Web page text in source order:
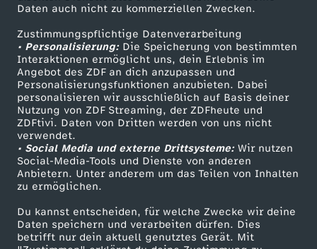
Daten auch nicht zu kommerziellen Zwecken.
Zustimmungspflichtige Datenverarbeitung
• Personalisierung:Die Speicherung von bestimmten
Interaktionen ermöglicht uns, dein Erlebnis im
Angebot des ZDF an dich anzupassen und
Personalisierungsfunktionen anzubieten. Dabei
personalisieren wir ausschließlich auf Basis deiner
Nutzung von ZDF Streaming, der ZDFheute und
ZDFtivi. Daten von Dritten werden von uns nicht
verwendet.
• Social Media und externe Drittsysteme:Wir nutzen
Social-Media-Tools und Dienste von anderen
Anbietern. Unter anderem um das Teilen von Inhalten
zu ermöglichen.
Du kannst entscheiden, für welche Zwecke wir deine
Daten speichern und verarbeiten dürfen. Dies
betrifft nur dein aktuell genutztes Gerät. Mit
t
a
g
s
g
e
s
ZDFtext
Livestreams
Sendungen A-Z
TV-Programm
Tickets
Zuschauerservice
Hilfe
ZDF Unternehmen
Karriere
ZDF goes Schule
Werbefernsehen